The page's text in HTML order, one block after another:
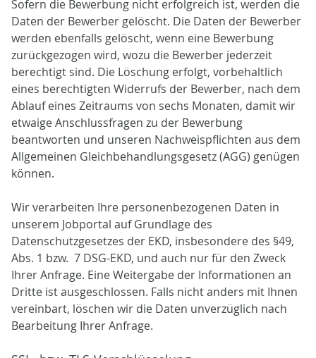
Sofern die Bewerbung nicht erfolgreich ist, werden die
Daten der Bewerber gelöscht. Die Daten der Bewerber
werden ebenfalls gelöscht, wenn eine Bewerbung
zurückgezogen wird, wozu die Bewerber jederzeit
berechtigt sind. Die Löschung erfolgt, vorbehaltlich
eines berechtigten Widerrufs der Bewerber, nach dem
Ablauf eines Zeitraums von sechs Monaten, damit wir
etwaige Anschlussfragen zu der Bewerbung
beantworten und unseren Nachweispflichten aus dem
Allgemeinen Gleichbehandlungsgesetz (AGG) genügen
können.
Wir verarbeiten Ihre personenbezogenen Daten in
unserem Jobportal auf Grundlage des
Datenschutzgesetzes der EKD, insbesondere des §49,
Abs. 1 bzw. 7 DSG-EKD, und auch nur für den Zweck
Ihrer Anfrage. Eine Weitergabe der Informationen an
Dritte ist ausgeschlossen. Falls nicht anders mit Ihnen
vereinbart, löschen wir die Daten unverzüglich nach
Bearbeitung Ihrer Anfrage.